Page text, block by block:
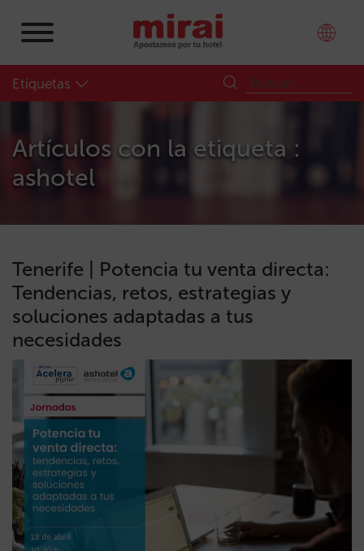
Etiquetas
Artículos con la etiqueta :
ashotel
Tenerife | Potencia tu venta directa:
Tendencias, retos, estrategias y
soluciones adaptadas a tus
necesidades